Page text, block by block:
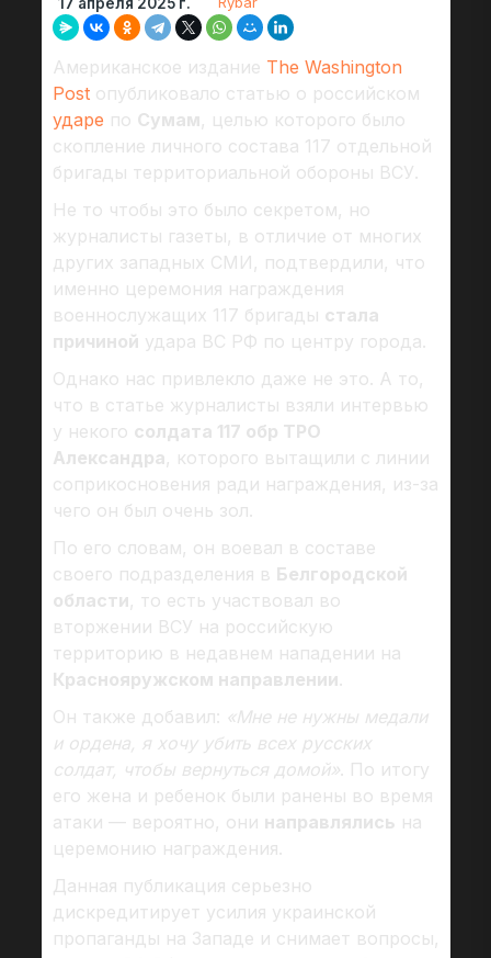
Американское издание The Washington
Postопубликовало статью о российском
ударе по Сумам, целью которого было
скопление личного состава 117 отдельной
бригады территориальной обороны ВСУ.
Не то чтобы это было секретом, но
журналисты газеты, в отличие от многих
других западных СМИ, подтвердили, что
именно церемония награждения
военнослужащих 117 бригады стала
причиной удара ВС РФ по центру города.
Однако нас привлекло даже не это. А то,
что в статье журналисты взяли интервью
у некого солдата 117 обр ТРО
Александра, которого вытащили с линии
соприкосновения ради награждения, из-за
чего он был очень зол.
По его словам, он воевал в составе
своего подразделения в Белгородской
области, то есть участвовал во
вторжении ВСУ на российскую
территорию в недавнем нападении на
Краснояружском направлении.
Он также добавил: «Мне не нужны медали
и ордена, я хочу убить всех русских
солдат, чтобы вернуться домой». По итогу
его жена и ребенок были ранены во время
атаки — вероятно, они направлялись на
церемонию награждения.
Данная публикация серьезно
дискредитирует усилия украинской
пропаганды на Западе и снимает вопросы,